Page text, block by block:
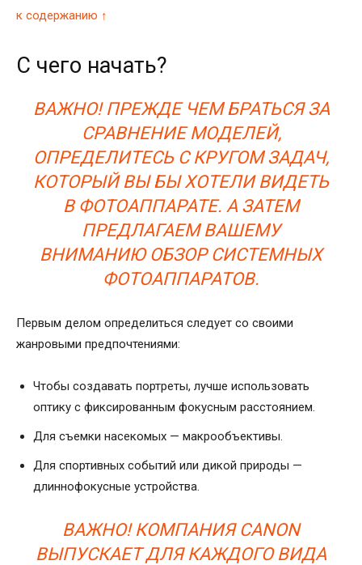
к содержанию ↑
С чего начать?
ВАЖНО! ПРЕЖДЕ ЧЕМ БРАТЬСЯ ЗА
СРАВНЕНИЕ МОДЕЛЕЙ,
ОПРЕДЕЛИТЕСЬ С КРУГОМ ЗАДАЧ,
КОТОРЫЙ ВЫ БЫ ХОТЕЛИ ВИДЕТЬ
В ФОТОАППАРАТЕ. А ЗАТЕМ
ПРЕДЛАГАЕМ ВАШЕМУ
ВНИМАНИЮ ОБЗОР СИСТЕМНЫХ
ФОТОАППАРАТОВ.
Первым делом определиться следует со своими
жанровыми предпочтениями:
Чтобы создавать портреты, лучше использовать
оптику с фиксированным фокусным расстоянием.
Для съемки насекомых — макрообъективы.
Для спортивных событий или дикой природы —
длиннофокусные устройства.
ВАЖНО! КОМПАНИЯ CANON
ВЫПУСКАЕТ ДЛЯ КАЖДОГО ВИДА